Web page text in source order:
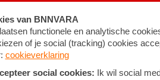
Algemene voorwaarden ©